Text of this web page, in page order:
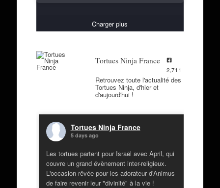
Charger plus
Tortues Ninja France
2,711
Retrouvez toute l'actualité des
Tortues Ninja, d'hier et
d'aujourd'hui !
Tortues Ninja France
5 days ago
Les tortues partent pour Israël avec April, qui
couvre un grand évènement inter-religieux.
L'occasion rêvée pour les adorateur d'Animus
de faire revenir leur "divinité" à la vie !